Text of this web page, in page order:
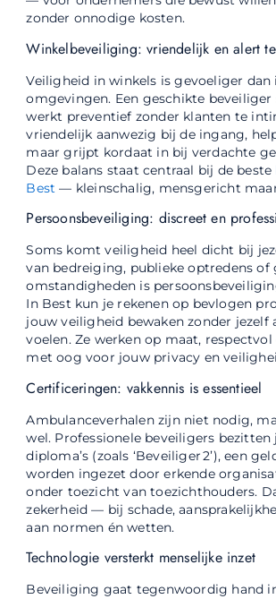
zonder onnodige kosten.
Winkelbeveiliging: vriendelijk en alert
Veiligheid in winkels is gevoeliger dan
omgevingen. Een geschikte beveiliger
werkt preventief zonder klanten te
vriendelijk aanwezig bij de ingang,
maar grijpt kordaat in bij verdachte
Deze balans staat centraal bij de beste
Best — kleinschalig, mensgericht
Persoonsbeveiliging: discreet en
Soms komt veiligheid heel dicht bij
van bedreiging, publieke optredens of
omstandigheden is
In Best kun je rekenen op bevlogen
jouw veiligheid bewaken zonder jezelf
voelen. Ze werken op maat,
met oog voor jouw privacy en
Certificeringen: vakkennis is essentieel
Ambulanceverhalen zijn niet nodig,
wel. Professionele beveiligers bezitten
diploma’s (zoals ‘Beveiliger 2’), een
worden ingezet door erkende
onder toezicht van toezichthouders.
zekerheid — bij schade,
aan normen én wetten.
Technologie versterkt menselijke inzet
Beveiliging gaat tegenwoordig hand